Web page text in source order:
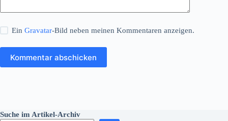
EinGravatar-Bild neben meinen Kommentaren anzeigen.
Kommentar abschicken
Suche im Artikel-Archiv